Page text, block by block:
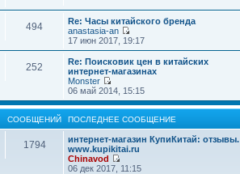
494
Re: Часы китайского бренда
anastasia-an
17 июн 2017, 19:17
252
Re: Поисковик цен в китайских
интернет-магазинах
Monster
06 май 2014, 15:15
СООБЩЕНИЙ ПОСЛЕДНЕЕ СООБЩЕНИЕ
1794
интернет-магазин КупиКитай: отзывы.
www.kupikitai.ru
Chinavod
06 дек 2017, 11:15